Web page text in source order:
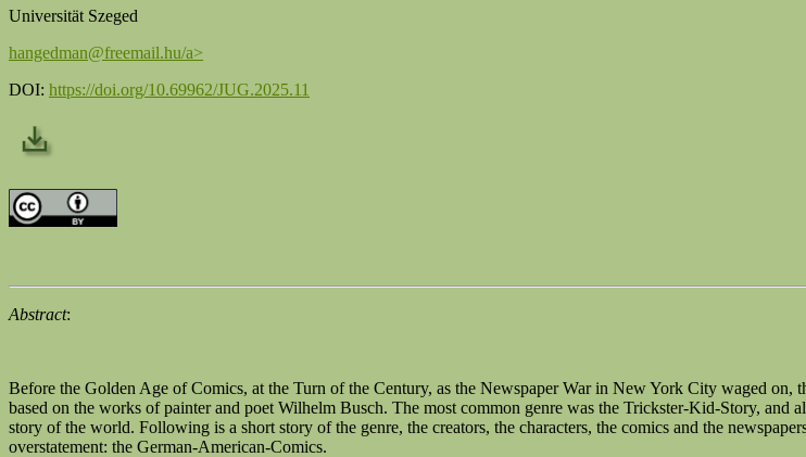
Universität Szeged
hangedman@freemail.hu/a>
DOI: https://doi.org/10.69962/JUG.2025.11
Abstract:
Before the Golden Age of Comics, at the Turn of the Century, as the Newspaper War in New York City waged
based on the works of painter and poet Wilhelm Busch. The most common genre was the Trickster-Kid-Story, and
story of the world. Following is a short story of the genre, the creators, the characters, the comics and the
overstatement: the German-American-Comics.